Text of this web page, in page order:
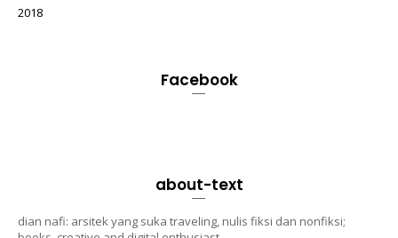
2018
Facebook
about-text
dian nafi: arsitek yang suka traveling, nulis fiksi dan nonfiksi;